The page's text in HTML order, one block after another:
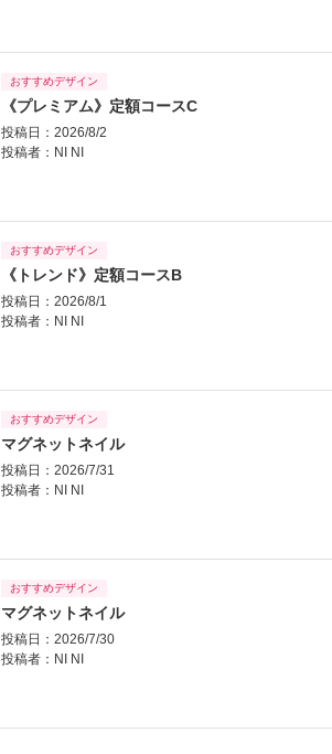
おすすめデザイン
《プレミアム》定額コースC
投稿日：2026/8/2
投稿者： NI NI
おすすめデザイン
《トレンド》定額コースB
投稿日：2026/8/1
投稿者： NI NI
おすすめデザイン
マグネットネイル
投稿日：2026/7/31
投稿者： NI NI
おすすめデザイン
マグネットネイル
投稿日：2026/7/30
投稿者： NI NI